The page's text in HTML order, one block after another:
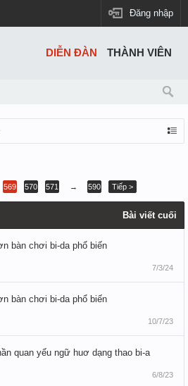
Đăng nhập
569 570 571 → 590 Tiếp >
Bài viết cuối
bàn chơi bi-da phổ biến
7/3/24
bàn chơi bi-da phổ biến
10/7/23
quan yếu ngữ huơ dạng thao bi-a
6/8/23
DIỄN ĐÀN THÀNH VIÊN